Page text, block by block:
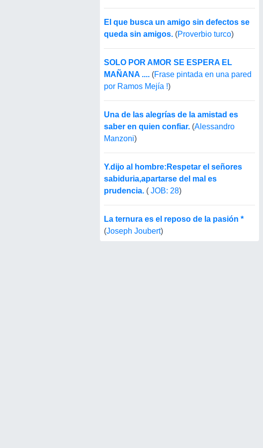
El que busca un amigo sin defectos se
queda sin amigos. (Proverbio turco)
SOLO POR AMOR SE ESPERA EL
MAÑANA .... (Frase pintada en una pared
por Ramos Mejía !)
Una de las alegrías de la amistad es
saber en quien confiar. (Alessandro
Manzoni)
Y.dijo al hombre:Respetar el señores
sabiduria,apartarse del mal es
prudencia. ( JOB: 28)
La ternura es el reposo de la pasión *
(Joseph Joubert)